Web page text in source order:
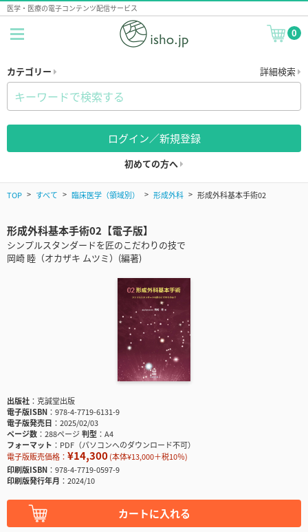
医学・医療の電子コンテンツ配信サービス
0
カテゴリー 詳細検索
ログイン／新規登録
初めての方へ
TOP すべて 臨床医学（領域別） 形成外科 形成外科基本手術02
形成外科基本手術02【電子版】
シンプルスタンダードを匠のこだわりの技で
岡崎 睦（オカザキ ムツミ）(編著)
出版社
克誠堂出版
電子版ISBN
978-4-7719-6131-9
電子版発売日
2025/02/03
ページ数
288ページ判型
A4
フォーマット
PDF（パソコンへのダウンロード不可）
電子版販売価格： ¥14,300(本体¥13,000＋税10％)
印刷版ISBN
978-4-7719-0597-9
印刷版発行年月
2024/10
カートに入れる